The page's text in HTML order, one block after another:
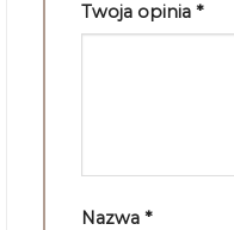
Twoja opinia *
Nazwa *